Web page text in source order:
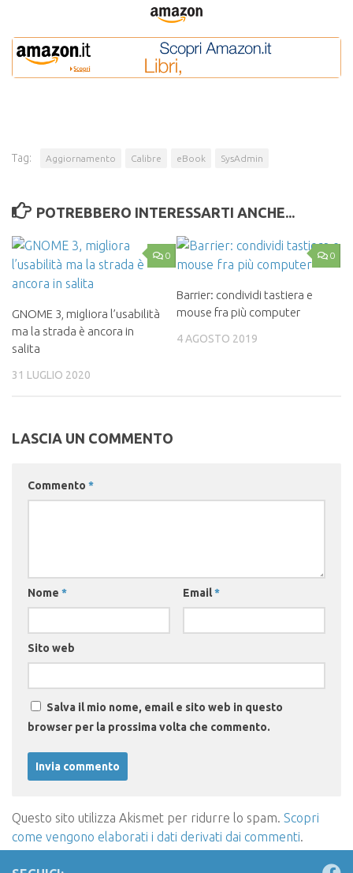
Tag: Aggiornamento Calibre eBook SysAdmin
POTREBBERO INTERESSARTI ANCHE...
0
GNOME 3, migliora l’usabilità
ma la strada è ancora in
salita
31 LUGLIO 2020
0
Barrier: condividi tastiera e
mouse fra più computer
4 AGOSTO 2019
LASCIA UN COMMENTO
Commento *
Nome * Email*
Sito web
Salva il mio nome, email e sito web in questo
browser per la prossima volta che commento.
Questo sito utilizza Akismet per ridurre lo spam. Scopri
come vengono elaborati i dati derivati dai commenti.